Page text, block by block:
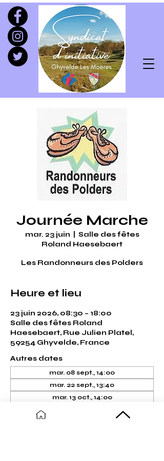
Journée Marche
mar. 23 juin
Salle des fêtes
Roland Haesebaert
Les Randonneurs des Polders
Heure et lieu
23 juin 2026, 08:30 – 18:00
Salle des fêtes Roland
Haesebaert, Rue Julien Platel,
59254 Ghyvelde, France
Autres dates
mar. 08 sept., 14:00
mar. 22 sept., 13:40
mar. 13 oct., 14:00
Voir toutes les 6 dates